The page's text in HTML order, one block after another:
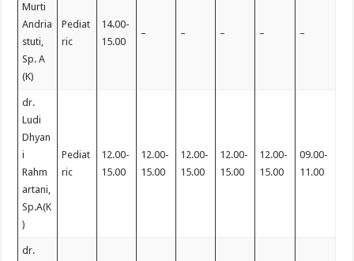
Murti
Andria
stuti,
Sp. A
(K)
Pediat
ric
14.00-
15.00
– – – – –
dr.
Ludi
Dhyan
i
Rahm
artani,
Sp.A(K
)
Pediat
ric
12.00-
15.00
12.00-
15.00
12.00-
15.00
12.00-
15.00
12.00-
15.00
09.00-
11.00
dr.